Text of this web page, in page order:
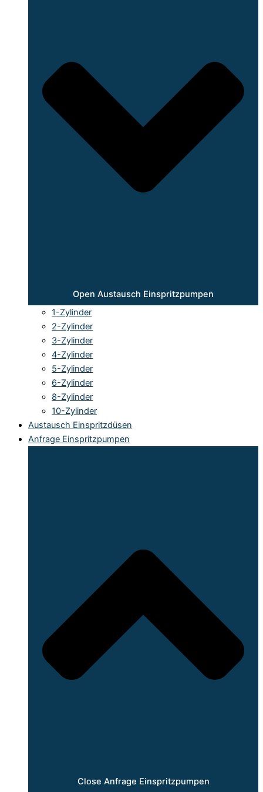
Open Austausch Einspritzpumpen
1-Zylinder
2-Zylinder
3-Zylinder
4-Zylinder
5-Zylinder
6-Zylinder
8-Zylinder
10-Zylinder
Austausch Einspritzdüsen
Anfrage Einspritzpumpen
Close Anfrage Einspritzpumpen